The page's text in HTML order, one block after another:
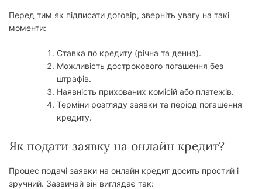
Перед тим як підписати договір, зверніть увагу на такі
моменти:
Ставка по кредиту (річна та денна).
Можливість дострокового погашення без
штрафів.
Наявність прихованих комісій або платежів.
Терміни розгляду заявки та період погашення
кредиту.
Як подати заявку на онлайн кредит?
Процес подачі заявки на онлайн кредит досить простий і
зручний. Зазвичай він виглядає так: